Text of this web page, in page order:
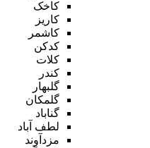
کاخک
کاریز
کاشمر
کدکن
کلات
کندر
گلبهار
گلمکان
گناباد
لطف آباد
مزدآوند